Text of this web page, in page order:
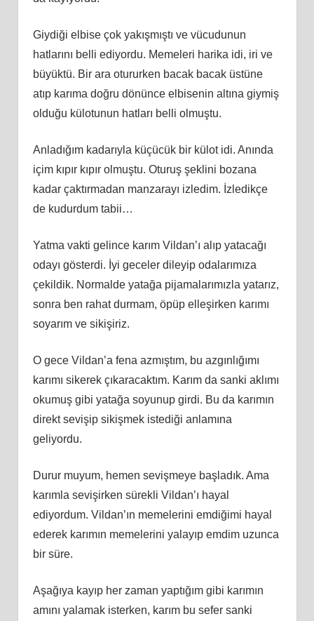
Giydiği elbise çok yakışmıştı ve vücudunun
hatlarını belli ediyordu. Memeleri harika idi, iri ve
büyüktü. Bir ara otururken bacak bacak üstüne
atıp karıma doğru dönünce elbisenin altına giymiş
olduğu külotunun hatları belli olmuştu.
Anladığım kadarıyla küçücük bir külot idi. Anında
içim kıpır kıpır olmuştu. Oturuş şeklini bozana
kadar çaktırmadan manzarayı izledim. İzledikçe
de kudurdum tabii…
Yatma vakti gelince karım Vildan’ı alıp yatacağı
odayı gösterdi. İyi geceler dileyip odalarımıza
çekildik. Normalde yatağa pijamalarımızla yatarız,
sonra ben rahat durmam, öpüp elleşirken karımı
soyarım ve sikişiriz.
O gece Vildan’a fena azmıştım, bu azgınlığımı
karımı sikerek çıkaracaktım. Karım da sanki aklımı
okumuş gibi yatağa soyunup girdi. Bu da karımın
direkt sevişip sikişmek istediği anlamına
geliyordu.
Durur muyum, hemen sevişmeye başladık. Ama
karımla sevişirken sürekli Vildan’ı hayal
ediyordum. Vildan’ın memelerini emdiğimi hayal
ederek karımın memelerini yalayıp emdim uzunca
bir süre.
Aşağıya kayıp her zaman yaptığım gibi karımın
amını yalamak isterken, karım bu sefer sanki